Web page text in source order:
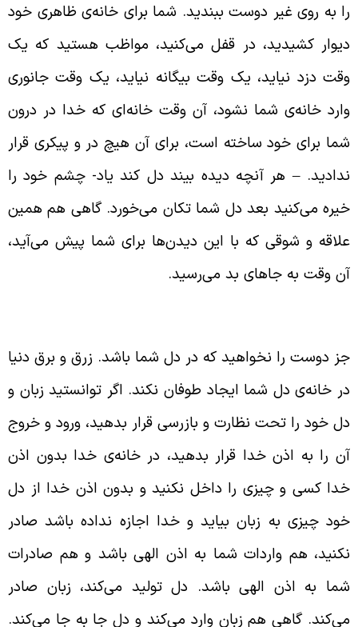
به روی غیر دوست ببندید. شما برای خانه‌ی ظاهری خود
کشیدید، در قفل می‌کنید، مواظب هستید که یک
دزد نیاید، یک وقت بیگانه نیاید، یک وقت جانوری
خانه‌ی شما نشود، آن وقت خانه‌ای که خدا در درون
برای خود ساخته است، برای آن هیچ در و پیکری قرار
– هر آنچه دیده بیند دل کند یاد- چشم خود را
می‌کنید بعد دل شما تکان می‌خورد. گاهی هم همین
و شوقی که با این دیدن‌ها برای شما پیش می‌آید،
وقت به جاهای بد می‌رسید.
دوست را نخواهید که در دل شما باشد. زرق و برق دنیا
خانه‌ی دل شما ایجاد طوفان نکند. اگر توانستید زبان و
خود را تحت نظارت و بازرسی قرار بدهید، ورود و خروج
را به اذن خدا قرار بدهید، در خانه‌ی خدا بدون اذن
کسی و چیزی را داخل نکنید و بدون اذن خدا از دل
چیزی به زبان بیاید و خدا اجازه نداده باشد صادر
هم واردات شما به اذن الهی باشد و هم صادرات
به اذن الهی باشد. دل تولید می‌کند، زبان صادر
گاهی هم زبان وارد می‌کند و دل جا به جا می‌کند.